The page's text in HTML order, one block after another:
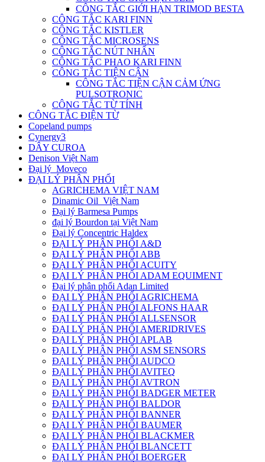
CÔNG TẮC GIỚI HẠN TRIMOD BESTA
CÔNG TẮC KARI FINN
CÔNG TẮC KISTLER
CÔNG TẮC MICROSENS
CÔNG TẮC NÚT NHẤN
CÔNG TẮC PHAO KARI FINN
CÔNG TẮC TIỆN CẬN
CÔNG TẮC TIỆN CẬN CẢM ỨNG
PULSOTRONIC
CÔNG TẮC TỪ TÍNH
CÔNG TẮC ĐIỆN TỪ
Copeland pumps
Cynergy3
DÂY CUROA
Denison Việt Nam
Đại lý Moveco
ĐẠI LÝ PHÂN PHỐI
AGRICHEMA VIỆT NAM
Dinamic Oil Việt Nam
Đại lý Barmesa Pumps
đại lý Bourdon tại Việt Nam
Đại lý Concentric Haldex
ĐẠI LÝ PHÂN PHỐI A&D
ĐẠI LÝ PHÂN PHỐI ABB
ĐẠI LÝ PHÂN PHỐI ACUITY
ĐẠI LÝ PHÂN PHỐI ADAM EQUIMENT
Đại lý phân phối Adan Limited
ĐẠI LÝ PHÂN PHỐI AGRICHEMA
ĐẠI LÝ PHÂN PHỐI ALFONS HAAR
ĐẠI LÝ PHÂN PHỐI ALLSENSOR
ĐẠI LÝ PHÂN PHỐI AMERIDRIVES
ĐẠI LÝ PHÂN PHỐI APLAB
ĐẠI LÝ PHÂN PHỐI ASM SENSORS
ĐẠI LÝ PHÂN PHỐI AUDCO
ĐẠI LÝ PHÂN PHỐI AVITEQ
ĐẠI LÝ PHÂN PHỐI AVTRON
ĐẠI LÝ PHÂN PHỐI BADGER METER
ĐẠI LÝ PHÂN PHỐI BALDOR
ĐẠI LÝ PHÂN PHỐI BANNER
ĐẠI LÝ PHÂN PHỐI BAUMER
ĐẠI LÝ PHÂN PHỐI BLACKMER
ĐẠI LÝ PHÂN PHỐI BLANCETT
ĐẠI LÝ PHÂN PHỐI BOERGER